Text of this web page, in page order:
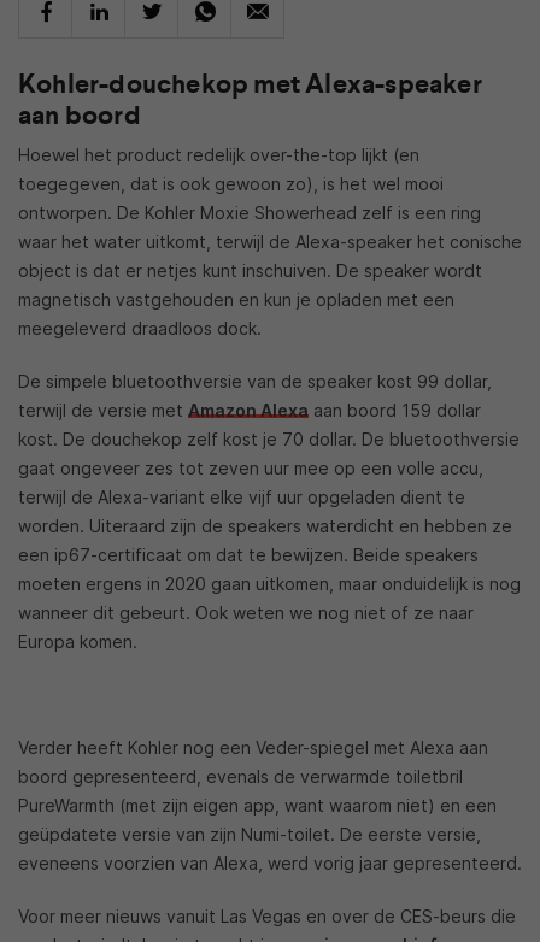
Kohler-douchekop met Alexa-speaker
aan boord
Hoewel het product redelijk over-the-top lijkt (en
toegegeven, dat is ook gewoon zo), is het wel mooi
ontworpen. De Kohler Moxie Showerhead zelf is een ring
waar het water uitkomt, terwijl de Alexa-speaker het conische
object is dat er netjes kunt inschuiven. De speaker wordt
magnetisch vastgehouden en kun je opladen met een
meegeleverd draadloos dock.
De simpele bluetoothversie van de speaker kost 99 dollar,
terwijl de versie met Amazon Alexa aan boord 159 dollar
kost. De douchekop zelf kost je 70 dollar. De bluetoothversie
gaat ongeveer zes tot zeven uur mee op een volle accu,
terwijl de Alexa-variant elke vijf uur opgeladen dient te
worden. Uiteraard zijn de speakers waterdicht en hebben ze
een ip67-certificaat om dat te bewijzen. Beide speakers
moeten ergens in 2020 gaan uitkomen, maar onduidelijk is nog
wanneer dit gebeurt. Ook weten we nog niet of ze naar
Europa komen.
Verder heeft Kohler nog een Veder-spiegel met Alexa aan
boord gepresenteerd, evenals de verwarmde toiletbril
PureWarmth (met zijn eigen app, want waarom niet) en een
geüpdatete versie van zijn Numi-toilet. De eerste versie,
eveneens voorzien van Alexa, werd vorig jaar gepresenteerd.
Voor meer nieuws vanuit Las Vegas en over de CES-beurs die